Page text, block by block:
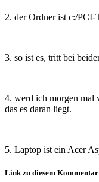
2. der Ordner ist c:/
3. so ist es, tritt bei
4. werd ich morgen mal
das es daran liegt.
5. Laptop ist ein Acer
Link zu diesem Kommentar